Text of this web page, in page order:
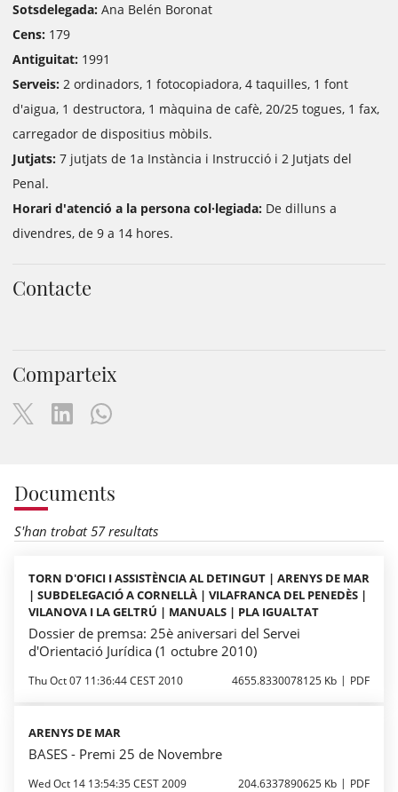
Sotsdelegada: Ana Belén Boronat
Cens: 179
Antiguitat: 1991
Serveis: 2 ordinadors, 1 fotocopiadora, 4 taquilles, 1 font
d'aigua, 1 destructora, 1 màquina de cafè, 20/25 togues, 1 fax,
carregador de dispositius mòbils.
Jutjats: 7 jutjats de 1a Instància i Instrucció i 2 Jutjats del
Penal.
Horari d'atenció a la persona col·legiada: De dilluns a
divendres, de 9 a 14 hores.
Contacte
Comparteix
Documents
S'han trobat 57 resultats
TORN D'OFICI I ASSISTÈNCIA AL DETINGUT | ARENYS DE MAR
| SUBDELEGACIÓ A CORNELLÀ | VILAFRANCA DEL PENEDÈS |
VILANOVA I LA GELTRÚ | MANUALS | PLA IGUALTAT
Dossier de premsa: 25è aniversari del Servei
d'Orientació Jurídica (1 octubre 2010)
Thu Oct 07 11:36:44 CEST 2010 4655.8330078125 Kb PDF
ARENYS DE MAR
BASES - Premi 25 de Novembre
Wed Oct 14 13:54:35 CEST 2009 204.6337890625 Kb PDF